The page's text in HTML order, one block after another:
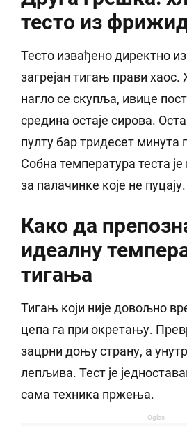
тесто из
Тесто извађено директно
загрејан тигањ прави
нагло се скупља, ивице
средина остаје сирова.
пулту бар тридесет
Собна температура теста
за палачинке које не пуцају.
Како да
идеалну
тигања
Тигањ који није довољно
цепа га при окретању.
зацрни доњу страну, а
лепљива. Тест је
сама техника пржења.
Oglas